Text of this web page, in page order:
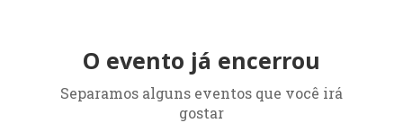
O evento já encerrou
Separamos alguns eventos que você irá
gostar